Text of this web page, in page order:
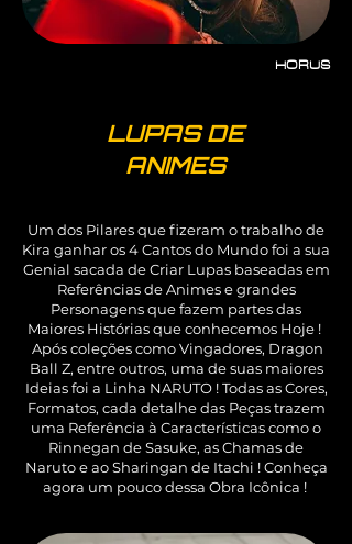
HORUS
LUPAS DE
ANIMES
Um dos Pilares que fizeram o trabalho de
Kira ganhar os 4 Cantos do Mundo foi a sua
Genial sacada de Criar Lupas baseadas em
Referências de Animes e grandes
Personagens que fazem partes das
Maiores Histórias que conhecemos Hoje !
Após coleções como Vingadores, Dragon
Ball Z, entre outros, uma de suas maiores
Ideias foi a Linha NARUTO ! Todas as Cores,
Formatos, cada detalhe das Peças trazem
uma Referência à Características como o
Rinnegan de Sasuke, as Chamas de
Naruto e ao Sharingan de Itachi ! Conheça
agora um pouco dessa Obra Icônica !